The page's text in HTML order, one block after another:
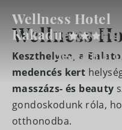
Wellness Hotel
Kakadu
We are
beautiful
Wellness
Keszthelyen, a
medencés kert
masszázs- és beauty
gondoskodunk róla,
otthonodba.
Kakadu
FŐOLDAL
ROOMS